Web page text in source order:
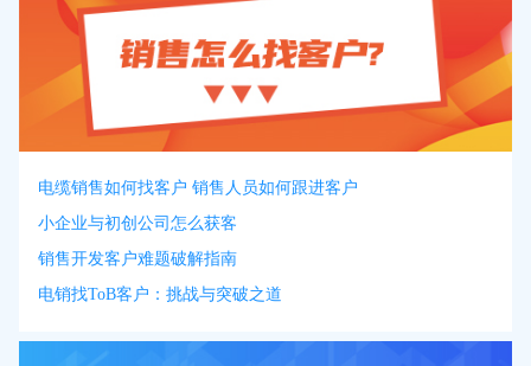
电缆销售如何找客户 销售人员如何跟进客户
小企业与初创公司怎么获客
销售开发客户难题破解指南
电销找ToB客户：挑战与突破之道